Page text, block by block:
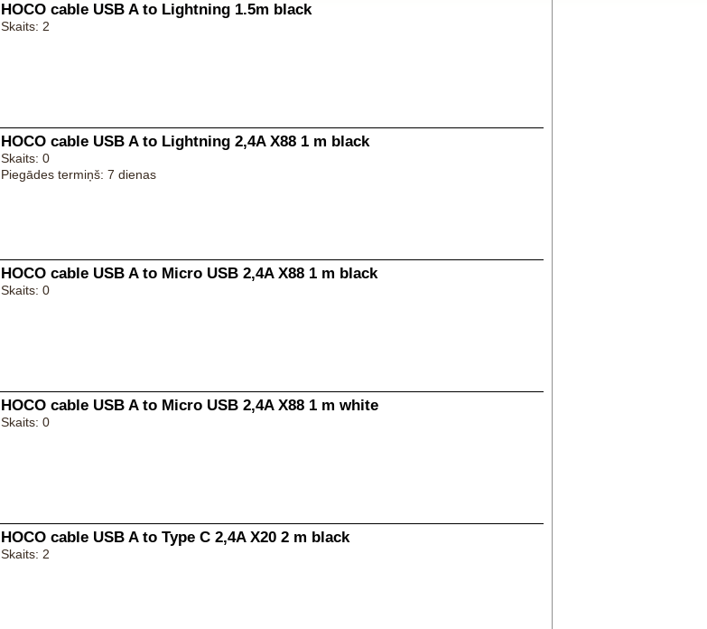
HOCO cable USB A to Lightning 1.5m black
Skaits: 2
HOCO cable USB A to Lightning 2,4A X88 1 m black
Skaits: 0
Piegādes termiņš: 7 dienas
HOCO cable USB A to Micro USB 2,4A X88 1 m black
Skaits: 0
HOCO cable USB A to Micro USB 2,4A X88 1 m white
Skaits: 0
HOCO cable USB A to Type C 2,4A X20 2 m black
Skaits: 2